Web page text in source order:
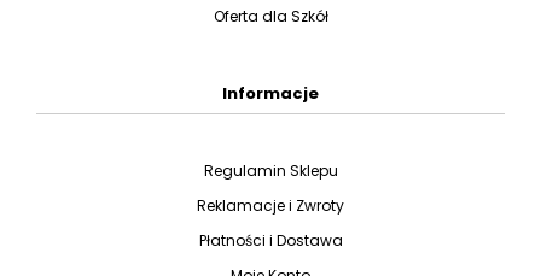
Oferta dla Szkół
Informacje
Regulamin Sklepu
Reklamacje i Zwroty
Płatności i Dostawa